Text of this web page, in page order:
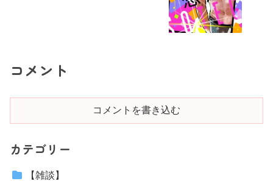
コメント
コメントを書き込む
カテゴリー
【雑談】